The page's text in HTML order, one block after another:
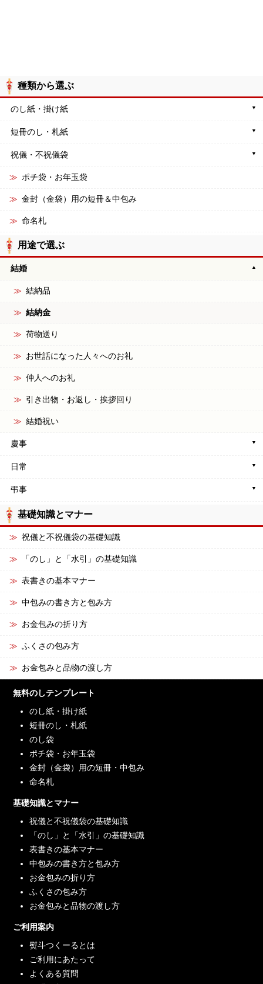
種類から選ぶ
のし紙・掛け紙
短冊のし・札紙
祝儀・不祝儀袋
ポチ袋・お年玉袋
金封（金袋）用の短冊＆中包み
命名札
用途で選ぶ
結婚
結納品
結納金
荷物送り
お世話になった人々へのお礼
仲人へのお礼
引き出物・お返し・挨拶回り
結婚祝い
慶事
日常
弔事
基礎知識とマナー
祝儀と不祝儀袋の基礎知識
「のし」と「水引」の基礎知識
表書きの基本マナー
中包みの書き方と包み方
お金包みの折り方
ふくさの包み方
お金包みと品物の渡し方
無料のしテンプレート
のし紙・掛け紙
短冊のし・札紙
のし袋
ポチ袋・お年玉袋
金封（金袋）用の短冊・中包み
命名札
基礎知識とマナー
祝儀と不祝儀袋の基礎知識
「のし」と「水引」の基礎知識
表書きの基本マナー
中包みの書き方と包み方
お金包みの折り方
ふくさの包み方
お金包みと品物の渡し方
ご利用案内
熨斗つくーるとは
ご利用にあたって
よくある質問